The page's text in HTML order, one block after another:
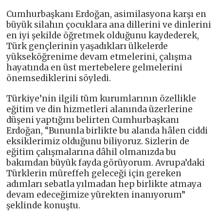
Cumhurbaşkanı Erdoğan, asimilasyona karşı en
büyük silahın çocuklara ana dillerini ve dinlerini
en iyi şekilde öğretmek olduğunu kaydederek,
Türk gençlerinin yaşadıkları ülkelerde
yükseköğrenime devam etmelerini, çalışma
hayatında en üst mertebelere gelmelerini
önemsediklerini söyledi.
Türkiye’nin ilgili tüm kurumlarının özellikle
eğitim ve din hizmetleri alanında üzerlerine
düşeni yaptığını belirten Cumhurbaşkanı
Erdoğan, “Bununla birlikte bu alanda hâlen ciddi
eksiklerimiz olduğunu biliyoruz. Sizlerin de
eğitim çalışmalarına dâhil olmanızda bu
bakımdan büyük fayda görüyorum. Avrupa’daki
Türklerin müreffeh geleceği için gereken
adımları sebatla yılmadan hep birlikte atmaya
devam edeceğimize yürekten inanıyorum”
şeklinde konuştu.